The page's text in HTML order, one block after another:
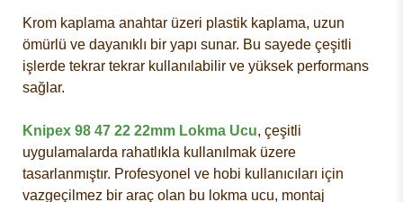
Krom kaplama anahtar üzeri plastik kaplama, uzun
ömürlü ve dayanıklı bir yapı sunar. Bu sayede çeşitli
işlerde tekrar tekrar kullanılabilir ve yüksek performans
sağlar.
Knipex 98 47 22 22mm Lokma Ucu, çeşitli
uygulamalarda rahatlıkla kullanılmak üzere
tasarlanmıştır. Profesyonel ve hobi kullanıcıları için
vazgeçilmez bir araç olan bu lokma ucu, montaj